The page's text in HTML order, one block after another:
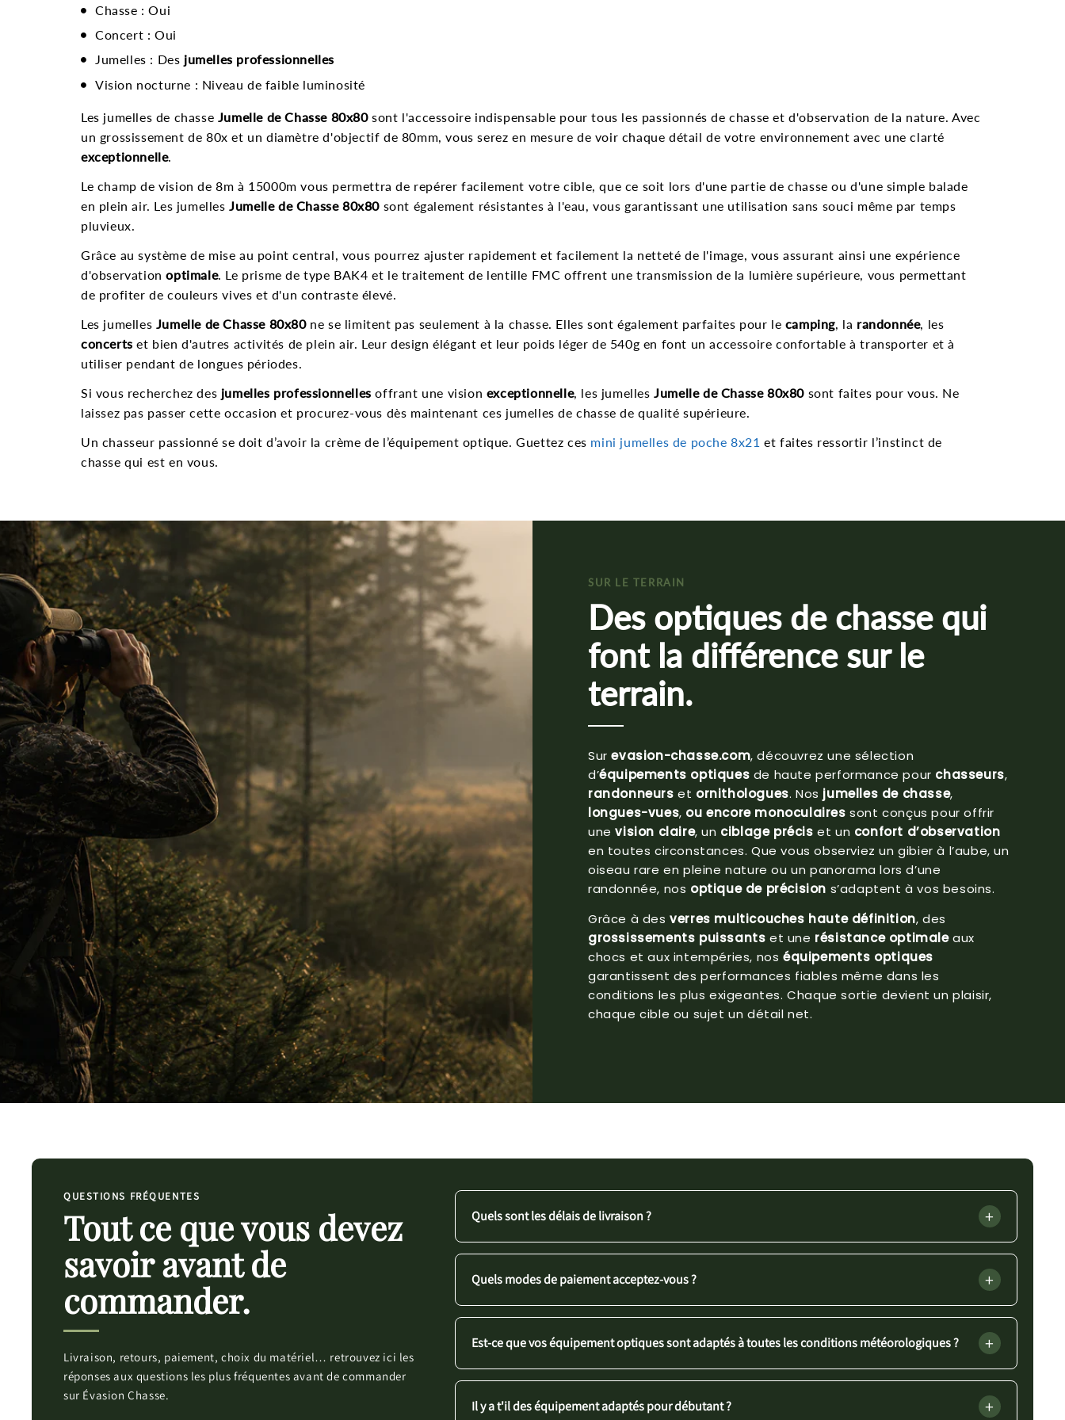
Chasse : Oui
Concert : Oui
Jumelles : Des jumelles professionnelles
Vision nocturne : Niveau de faible luminosité
Les jumelles de chasse Jumelle de Chasse 80x80sont l'accessoire indispensable pour tous les passionnés de chasse et d'observation de la nature. Avec
un grossissement de 80x et un diamètre d'objectif de 80mm, vous serez en mesure de voir chaque détail de votre environnement avec une clarté
exceptionnelle.
Le champ de vision de 8m à 15000m vous permettra de repérer facilement votre cible, que ce soit lors d'une partie de chasse ou d'une simple balade
en plein air. Les jumelles Jumelle de Chasse 80x80 sont également résistantes à l'eau, vous garantissant une utilisation sans souci même par temps
pluvieux.
Grâce au système de mise au point central, vous pourrez ajuster rapidement et facilement la netteté de l'image, vous assurant ainsi une expérience
d'observationoptimale. Le prisme de type BAK4 et le traitement de lentille FMC offrent une transmission de la lumière supérieure, vous permettant
de profiter de couleurs vives et d'un contraste élevé.
Les jumelles Jumelle de Chasse 80x80ne se limitent pas seulement à la chasse. Elles sont également parfaites pour le camping , la randonnée, les
concerts et bien d'autres activités de plein air. Leur design élégant et leur poids léger de 540g en font un accessoire confortable à transporter et à
utiliser pendant de longues périodes.
Si vous recherchez des jumelles professionnelles offrant une vision exceptionnelle, les jumelles Jumelle de Chasse 80x80 sont faites pour vous. Ne
laissez pas passer cette occasion et procurez-vous dès maintenant ces jumelles de chasse de qualité supérieure.
Un chasseur passionné se doit d’avoir la crème de l’équipement optique. Guettez ces mini jumelles de poche 8x21 et faites ressortir l’instinct de
chasse qui est en vous.
SUR LE TERRAIN
Des optiques de chasse qui
font la différence sur le
terrain.
Surevasion-chasse.com, découvrez une sélection
d’équipements optiques de haute performance pour chasseurs,
randonneurs et ornithologues. Nos jumelles de chasse,
longues-vues, ou encore monoculaires sont conçus pour offrir
unevision claire, un ciblage précis et un confort d’observation
en toutes circonstances. Que vous observiez un gibier à l’aube, un
oiseau rare en pleine nature ou un panorama lors d’une
randonnée, nos optique de précision s’adaptent à vos besoins.
Grâce à desverres multicouches haute définition, des
grossissements puissants et une résistance optimaleaux
chocs et aux intempéries, noséquipements optiques
garantissent des performances fiables même dans les
conditions les plus exigeantes. Chaque sortie devient un plaisir,
chaque cible ou sujet un détail net.
QUESTIONS FRÉQUENTES
Tout ce que vous devez
savoir avant de
commander.
Livraison, retours, paiement, choix du matériel… retrouvez ici les
réponses aux questions les plus fréquentes avant de commander
sur Évasion Chasse.
Quels sont les délais de livraison ? +
Quels modes de paiement acceptez-vous ? +
Est-ce que vos équipement optiques sont adaptés à toutes les conditions météorologiques ? +
Il y a t'il des équipement adaptés pour débutant ? +